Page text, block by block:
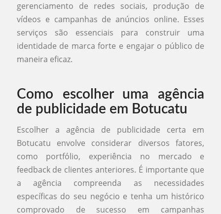
gerenciamento de redes sociais, produção de
vídeos e campanhas de anúncios online. Esses
serviços são essenciais para construir uma
identidade de marca forte e engajar o público de
maneira eficaz.
Como escolher uma agência
de publicidade em Botucatu
Escolher a agência de publicidade certa em
Botucatu envolve considerar diversos fatores,
como portfólio, experiência no mercado e
feedback de clientes anteriores. É importante que
a agência compreenda as necessidades
específicas do seu negócio e tenha um histórico
comprovado de sucesso em campanhas